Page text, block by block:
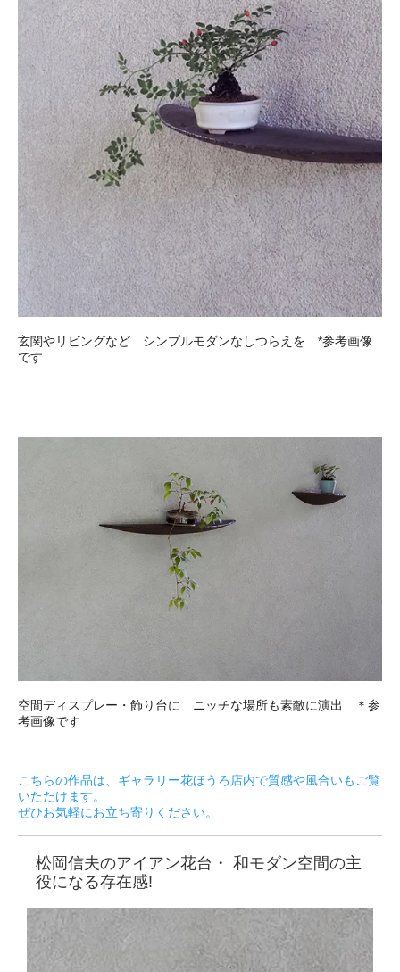
玄関やリビングなど シンプルモダンなしつらえを *参考画像
です
空間ディスプレー・飾り台に ニッチな場所も素敵に演出 ＊参
考画像です
こちらの作品は、ギャラリー花ほうろ店内で質感や風合いもご覧
いただけます。
ぜひお気軽にお立ち寄りください。
松岡信夫のアイアン花台・ 和モダン空間の主
役になる存在感!